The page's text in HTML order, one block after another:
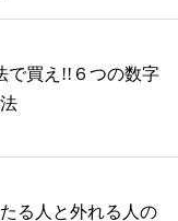
で買え!!６つの数字
る人と外れる人の